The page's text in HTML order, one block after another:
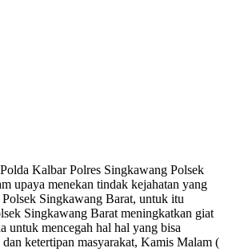
Kalbar Polres Singkawang Polsek
upaya menekan tindak kejahatan yang
Singkawang Barat, untuk itu
Singkawang Barat meningkatkan giat
untuk mencegah hal hal yang bisa
ketertipan masyarakat, Kamis Malam (